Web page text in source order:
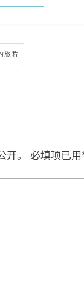
旅程
。 必填项已用